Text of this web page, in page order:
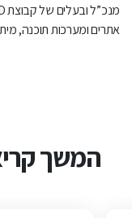
אתרים ומערכות תוכנה,
המשך